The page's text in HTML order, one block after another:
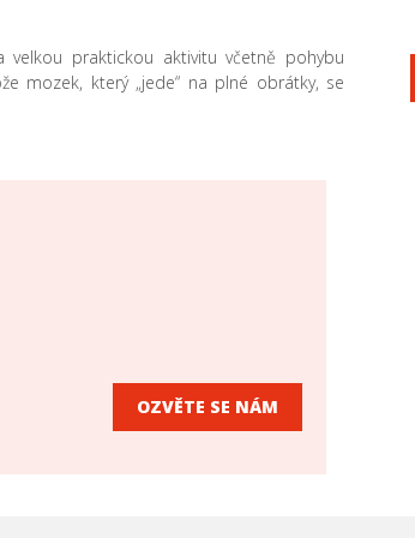
velkou praktickou aktivitu včetně pohybu
mozek, který „jede“ na plné obrátky, se
OZVĚTE SE NÁM